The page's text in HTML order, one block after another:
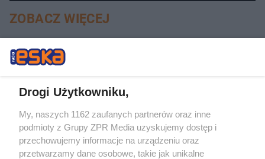
ZOBACZ WIĘCEJ
Drogi Użytkowniku,
My, naszych 1162 zaufanych partnerów oraz inne
podmioty z Grupy ZPR Media uzyskujemy dostęp i
przechowujemy informacje na urządzeniu oraz
przetwarzamy dane osobowe, takie jak unikalne